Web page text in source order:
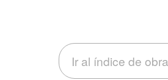
Ir al índice de